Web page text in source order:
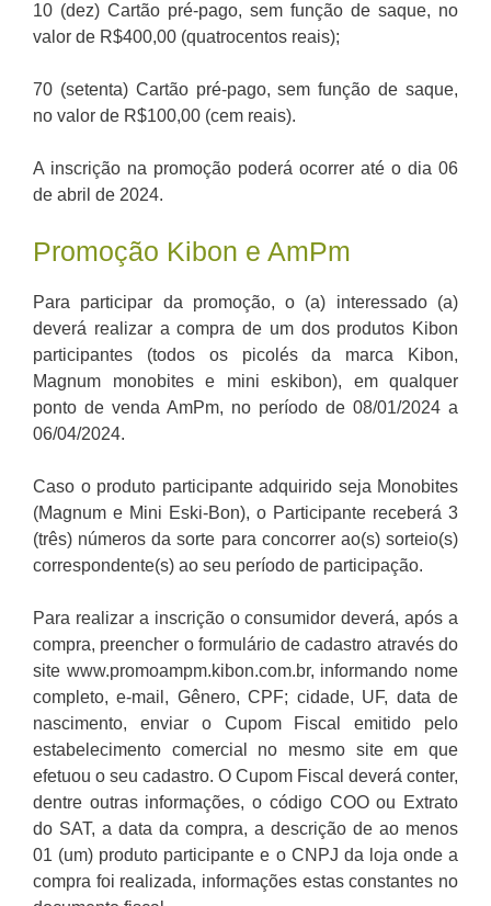
10 (dez) Cartão pré-pago, sem função de saque, no
valor de R$400,00 (quatrocentos reais);
70 (setenta) Cartão pré-pago, sem função de saque,
no valor de R$100,00 (cem reais).
A inscrição na promoção poderá ocorrer até o dia 06
de abril de 2024.
Promoção Kibon e AmPm
Para participar da promoção, o (a) interessado (a)
deverá realizar a compra de um dos produtos Kibon
participantes (todos os picolés da marca Kibon,
Magnum monobites e mini eskibon), em qualquer
ponto de venda AmPm, no período de 08/01/2024 a
06/04/2024.
Caso o produto participante adquirido seja Monobites
(Magnum e Mini Eski-Bon), o Participante receberá 3
(três) números da sorte para concorrer ao(s) sorteio(s)
correspondente(s) ao seu período de participação.
Para realizar a inscrição o consumidor deverá, após a
compra, preencher o formulário de cadastro através do
site www.promoampm.kibon.com.br, informando nome
completo, e-mail, Gênero, CPF; cidade, UF, data de
nascimento, enviar o Cupom Fiscal emitido pelo
estabelecimento comercial no mesmo site em que
efetuou o seu cadastro. O Cupom Fiscal deverá conter,
dentre outras informações, o código COO ou Extrato
do SAT, a data da compra, a descrição de ao menos
01 (um) produto participante e o CNPJ da loja onde a
compra foi realizada, informações estas constantes no